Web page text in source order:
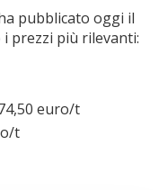
pubblicato oggi il
prezzi più rilevanti:
euro/t
t